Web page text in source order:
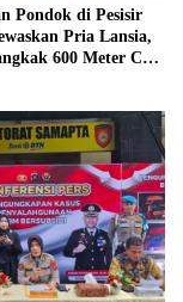
Pondok di Pesisir
Pria Lansia,
600 Meter Cari